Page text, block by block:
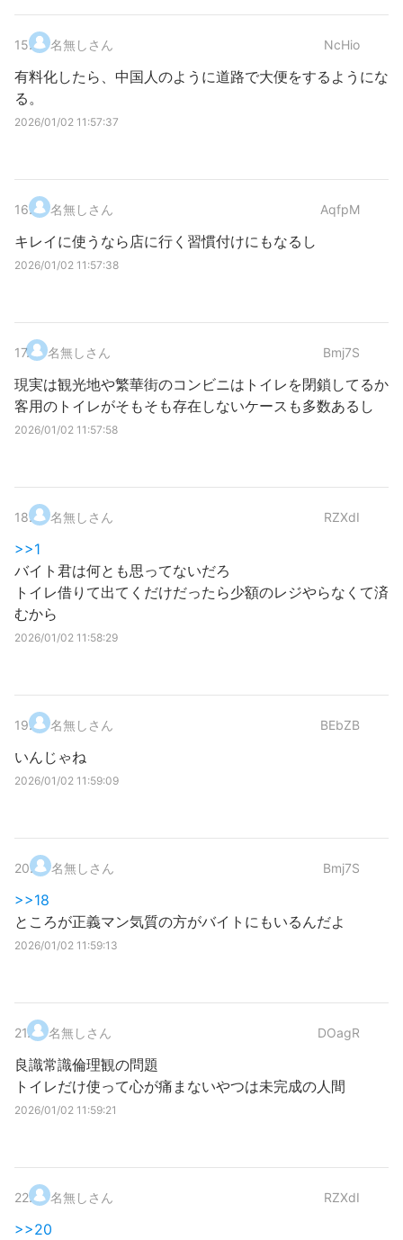
15. 名無しさん NcHio
有料化したら、中国人のように道路で大便をするようにな
る。
2026/01/02 11:57:37
16. 名無しさん AqfpM
キレイに使うなら店に行く習慣付けにもなるし
2026/01/02 11:57:38
17. 名無しさん Bmj7S
現実は観光地や繁華街のコンビニはトイレを閉鎖してるか
客用のトイレがそもそも存在しないケースも多数あるし
2026/01/02 11:57:58
18. 名無しさん RZXdI
>>1
バイト君は何とも思ってないだろ
トイレ借りて出てくだけだったら少額のレジやらなくて済
むから
2026/01/02 11:58:29
19. 名無しさん BEbZB
いんじゃね
2026/01/02 11:59:09
20. 名無しさん Bmj7S
>>18
ところが正義マン気質の方がバイトにもいるんだよ
2026/01/02 11:59:13
21. 名無しさん DOagR
良識常識倫理観の問題
トイレだけ使って心が痛まないやつは未完成の人間
2026/01/02 11:59:21
22. 名無しさん RZXdI
>>20